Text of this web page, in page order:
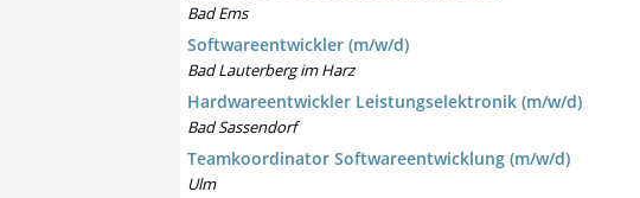
Bad Ems
Softwareentwickler (m/w/d)
Bad Lauterberg im Harz
Hardwareentwickler Leistungselektronik (m/w/d)
Bad Sassendorf
Teamkoordinator Softwareentwicklung (m/w/d)
Ulm